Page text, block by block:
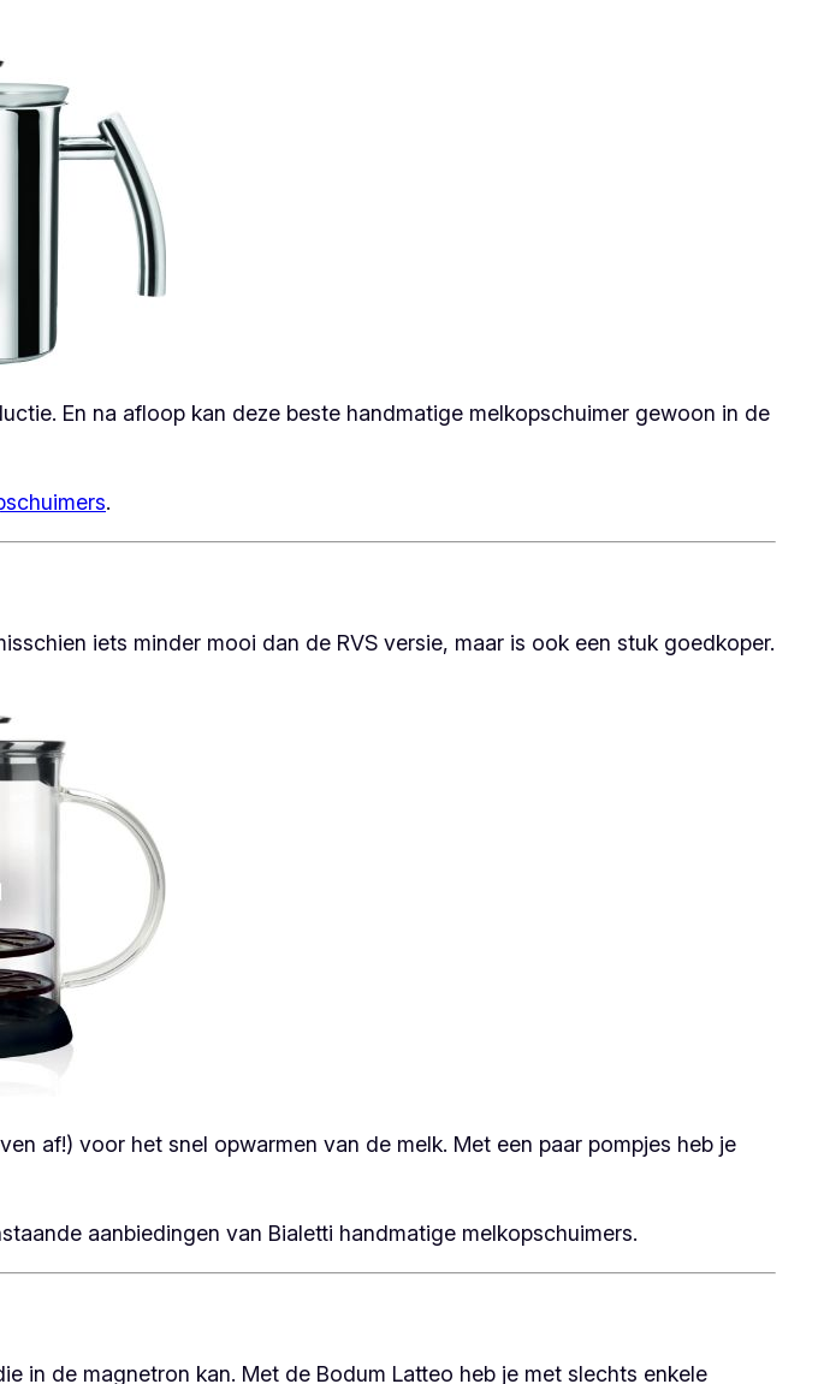
En na afloop kan deze beste handmatige melkopschuimer gewoon in de
.
iets minder mooi dan de RVS versie, maar is ook een stuk goedkoper.
af!) voor het snel opwarmen van de melk. Met een paar pompjes heb je
aanbiedingen van Bialetti handmatige melkopschuimers.
in de magnetron kan. Met de Bodum Latteo heb je met slechts enkele